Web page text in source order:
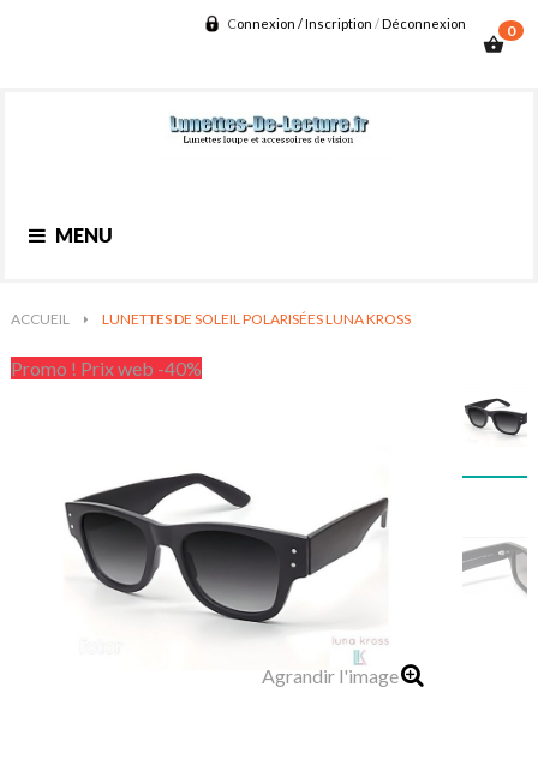
shopping_basket
0
Connexion / Inscription /Déconnexion
la
MENU
ACCUEIL > LUNETTES DE SOLEIL POLARISÉES LUNA KROSS
Promo ! Prix web -40%
Agrandir l'image